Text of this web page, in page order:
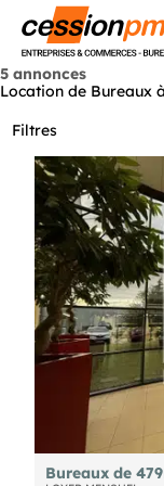
5 annonces
Location de Bureaux
Filtres
Bureaux de